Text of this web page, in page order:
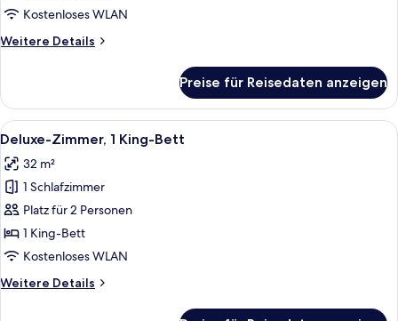
Kostenloses WLAN
Weitere Details
Weitere
Zimmer,
2 Doppelbetten
Preise für Reisedaten anzeigen
Alle
Fotos
für
Deluxe-
Zimmer,
1 King-
Bett
Ein Hotelzimmer mit einem großen
6
Deluxe-Zimmer, 1 King-Bett
32 m²
1 Schlafzimmer
Platz für 2 Personen
1 King-Bett
Kostenloses WLAN
Weitere Details
Weitere